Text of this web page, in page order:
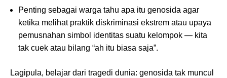
Penting sebagai warga tahu apa itu genosida agar
ketika melihat praktik diskriminasi ekstrem atau upaya
pemusnahan simbol identitas suatu kelompok — kita
tak cuek atau bilang “ah itu biasa saja”.
Lagipula, belajar dari tragedi dunia: genosida tak muncul